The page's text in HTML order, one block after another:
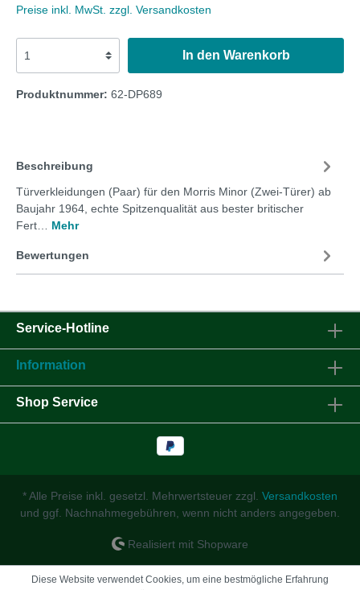
Preise inkl. MwSt. zzgl. Versandkosten
In den Warenkorb
Produktnummer: 62-DP689
Beschreibung
Türverkleidungen (Paar) für den Morris Minor (Zwei-Türer) ab
Baujahr 1964, echte Spitzenqualität aus bester britischer
Fert… Mehr
Bewertungen
Service-Hotline
Information
Shop Service
* Alle Preise inkl. gesetzl. Mehrwertsteuer zzgl. Versandkosten
und ggf. Nachnahmegebühren, wenn nicht anders angegeben.
Realisiert mit Shopware
Diese Website verwendet Cookies, um eine bestmögliche Erfahrung